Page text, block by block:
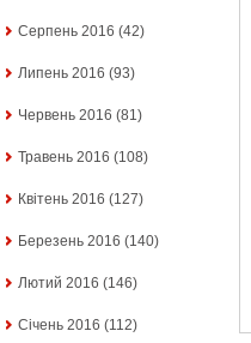
Серпень 2016 (42)
Липень 2016 (93)
Червень 2016 (81)
Травень 2016 (108)
Квітень 2016 (127)
Березень 2016 (140)
Лютий 2016 (146)
Січень 2016 (112)